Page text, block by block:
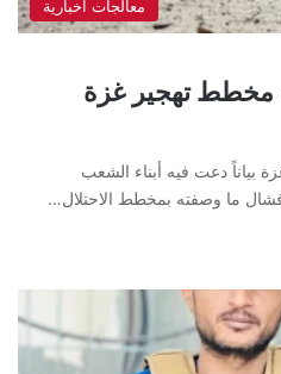
معالجات اخبارية
مخطط تهجير غزة
بياناً دعت فيه أبناء الشعب
ما وصفته بمخطط الاحتلال…